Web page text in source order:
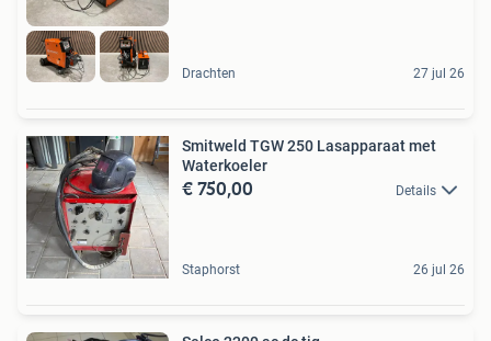
Drachten 27 jul 26
Smitweld TGW 250 Lasapparaat met
Waterkoeler
€ 750,00 Details
Staphorst 26 jul 26